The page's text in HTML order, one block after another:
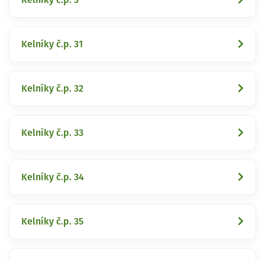
Kelníky č.p. 31
Kelníky č.p. 32
Kelníky č.p. 33
Kelníky č.p. 34
Kelníky č.p. 35